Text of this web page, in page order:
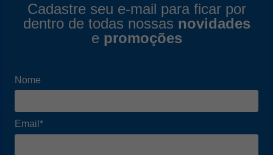
Cadastre seu e-mail para ficar por
dentro de todas nossas novidades
e promoções
Nome
Email*